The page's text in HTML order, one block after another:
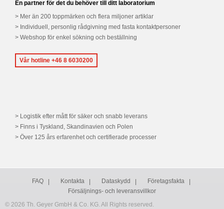
En partner för det du behöver till ditt laboratorium
Mer än 200 toppmärken och flera miljoner artiklar
Individuell, personlig rådgivning med fasta kontaktpersoner
Webshop för enkel sökning och beställning
Vår hotline +46 8 6030200
Logistik efter mått för säker och snabb leverans
Finns i Tyskland, Skandinavien och Polen
Över 125 års erfarenhet och certifierade processer
FAQ Kontakta Dataskydd
Företagsfakta
Försäljnings- och leveransvillkor
© 2026 Th. Geyer GmbH & Co. KG. All Rights reserved.